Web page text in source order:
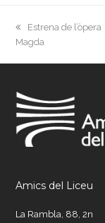
previous
post:
Estrena de l’òpera
Magda
Amics del Liceu
La Rambla, 88, 2n